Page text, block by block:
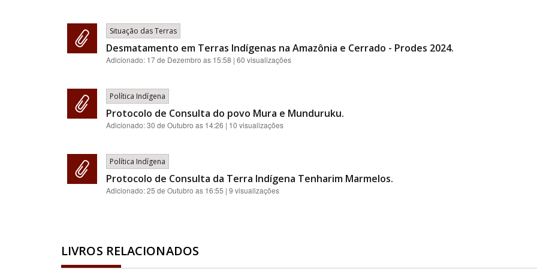
Situação das Terras
Desmatamento em Terras Indígenas na Amazônia e Cerrado - Prodes 2024.
Adicionado: 17 de Dezembro as 15:58 | 60 visualizações
Política Indígena
Protocolo de Consulta do povo Mura e Munduruku.
Adicionado:30 de Outubro as 14:26 | 10 visualizações
Política Indígena
Protocolo de Consulta da Terra Indígena Tenharim Marmelos.
Adicionado:25 de Outubro as 16:55 | 9 visualizações
LIVROS RELACIONADOS